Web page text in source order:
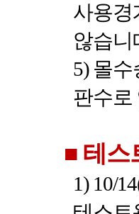
사용경
않습니
5) 몰수
판수로
■ 테스
1) 10/